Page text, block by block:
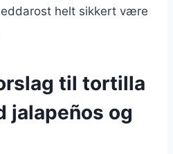
helt sikkert være
til tortilla
jalapeños og